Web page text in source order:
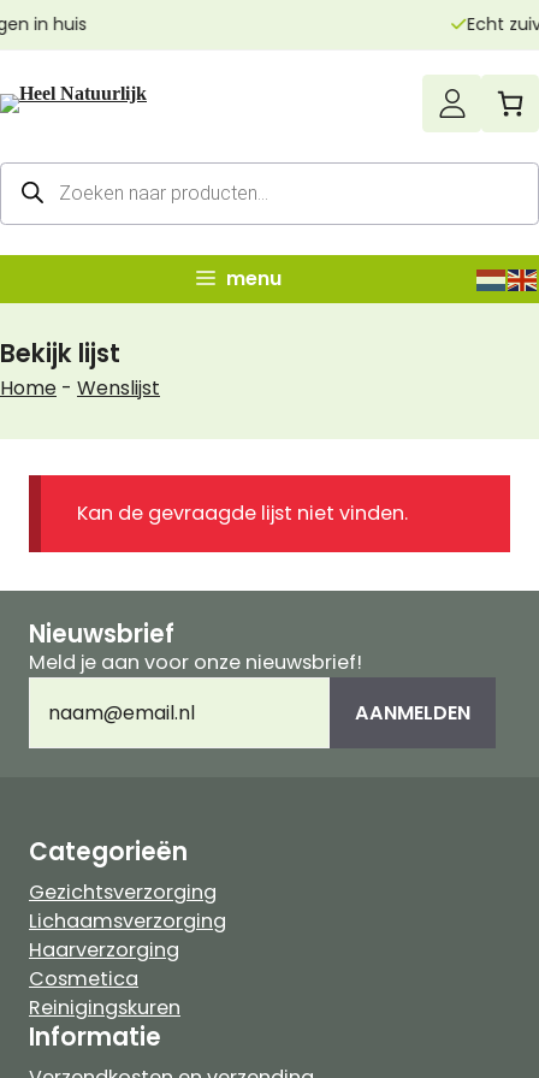
naar
inhoud
Echt zuivere producten
Producten
zoeken
menu
Bekijk lijst
Home - Wenslijst
Kan de gevraagde lijst niet vinden.
Nieuwsbrief
Meld je aan voor onze nieuwsbrief!
mailadres(Vereist) AANMELDEN
Categorieën
Gezichtsverzorging
Lichaamsverzorging
Haarverzorging
Cosmetica
Reinigingskuren
Informatie